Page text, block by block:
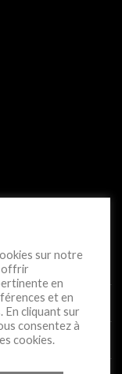
sur notre
offrir
en
et en
En cliquant sur
consentez à
cookies.